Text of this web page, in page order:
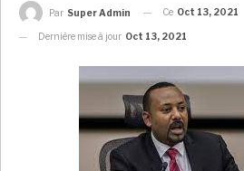
Par Super Admin Ce Oct 13, 2021
Dernière mise à jour Oct 13, 2021